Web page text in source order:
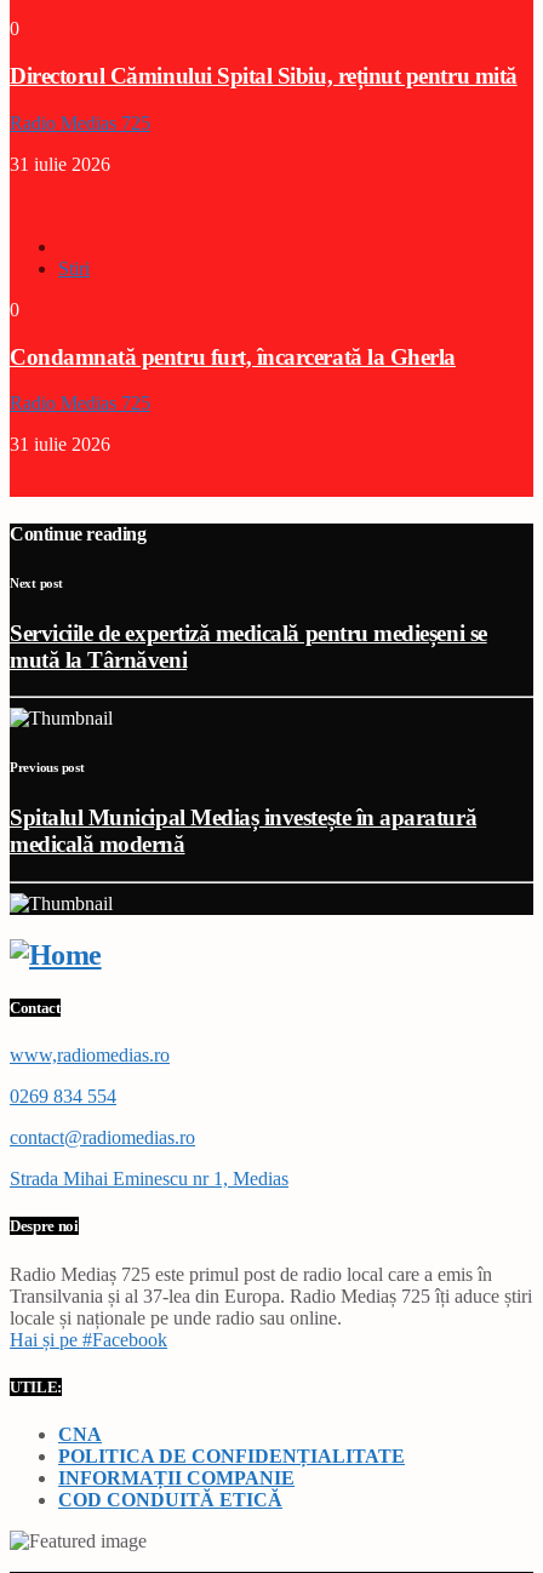
0
Directorul Căminului Spital Sibiu, reținut pentru mită
Radio Medias 725
31 iulie 2026
Stiri
0
Condamnată pentru furt, încarcerată la Gherla
Radio Medias 725
31 iulie 2026
Continue reading
Next post
Serviciile de expertiză medicală pentru medieșeni se
mută la Târnăveni
Previous post
Spitalul Municipal Mediaș investește în aparatură
medicală modernă
Contact
www,radiomedias.ro
0269 834 554
contact@radiomedias.ro
Strada Mihai Eminescu nr 1, Medias
Despre noi
Radio Mediaș 725 este primul post de radio local care a emis în
Transilvania și al 37-lea din Europa. Radio Mediaș 725 îți aduce știri
locale și naționale pe unde radio sau online.
Hai și pe #Facebook
UTILE:
CNA
POLITICA DE CONFIDENȚIALITATE
INFORMAȚII COMPANIE
COD CONDUITĂ ETICĂ